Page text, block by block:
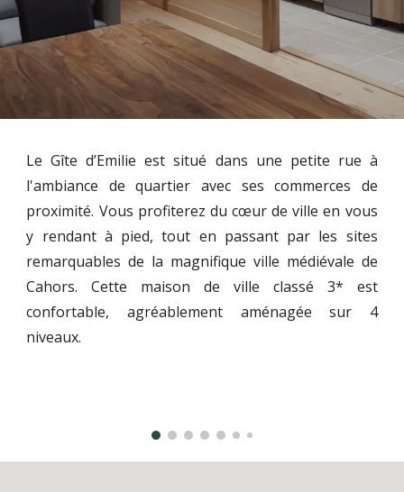
Le Gîte d’Emilie est situé dans une petite rue à
l'ambiance de quartier avec ses commerces de
proximité. Vous profiterez du cœur de ville en vous
y rendant à pied, tout en passant par les sites
remarquables de la magnifique ville médiévale de
Cahors. Cette maison de ville classé 3* est
confortable, agréablement aménagée sur 4
niveaux.